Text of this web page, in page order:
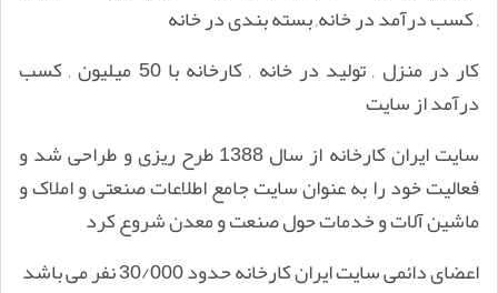
, کسب درآمد در خانه, بسته بندی در خانه
کار در منزل , تولید در خانه , کارخانه با 50 میلیون , کسب
درآمد از سایت
سایت ایران کارخانه از سال 1388 طرح ریزی و طراحی شد و
فعالیت خود را به عنوان سایت جامع اطلاعات صنعتی و املاک و
ماشین آلات و خدمات حول صنعت و معدن شروع کرد
اعضای دائمی سایت ایران کارخانه حدود 30/000 نفر می باشد